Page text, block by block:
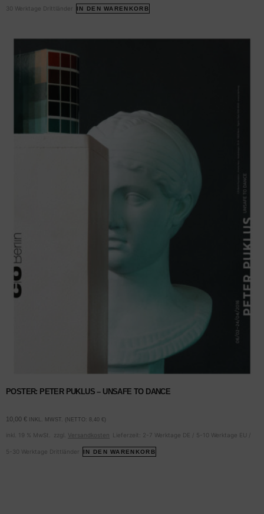
30 Werktage Drittländer IN DEN WARENKORB
POSTER: PETER PUKLUS – UNSAFE TO DANCE
10,00 € INKL. MWST. (NETTO: 8,40 €)
inkl. 19 % MwSt. zzgl. Versandkosten Lieferzeit: 2-7 Werktage DE / 5-10 Werktage EU /
5-30 Werktage Drittländer IN DEN WARENKORB